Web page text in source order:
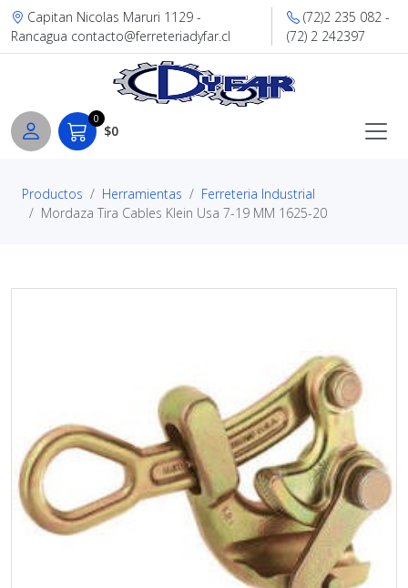
Capitan Nicolas Maruri 1129 -
Rancagua contacto@ferreteriadyfar.cl
(72)2 235 082 -
(72) 2 242397
0
$0
Productos Herramientas
Ferreteria Industrial
Mordaza Tira Cables Klein Usa 7-19 MM 1625-20